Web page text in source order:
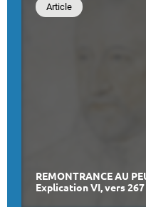
REMONTRANCE AU
Explication VI, vers 267
Article